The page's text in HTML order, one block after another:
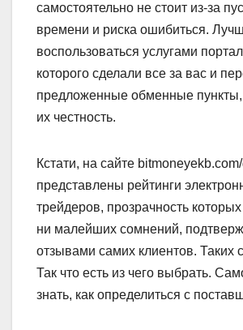
самостоятельно не стоит из-за
времени и риска ошибиться.
воспользоваться услугами
которого сделали все за вас и
предложенные обменные пункты,
их честность.
Кстати, на сайте
представлены рейтинги
трейдеров, прозрачность
ни малейших сомнений,
отзывами самих клиентов. Таких
Так что есть из чего выбрать.
знать, как определиться с